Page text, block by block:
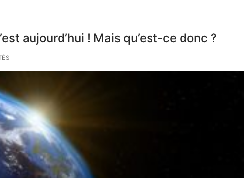
aujourd’hui ! Mais qu’est-ce donc ?